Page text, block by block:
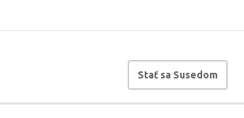
Stať sa Susedom